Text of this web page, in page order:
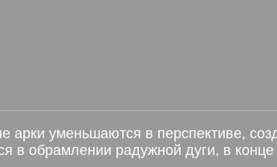
уменьшаются в перспективе,
в обрамлении радужной дуги, в конце